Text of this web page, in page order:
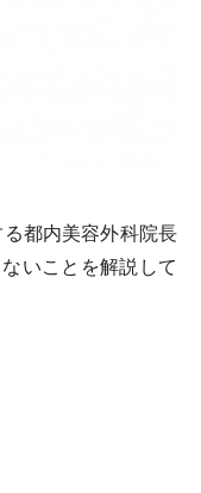
都内美容外科院長
いことを解説して